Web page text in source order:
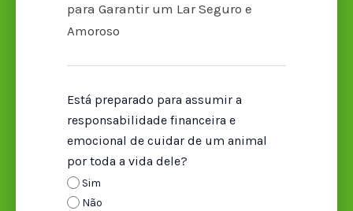
para Garantir um Lar Seguro e
Amoroso
Está preparado para assumir a
responsabilidade financeira e
emocional de cuidar de um animal
por toda a vida dele?
Sim
Não